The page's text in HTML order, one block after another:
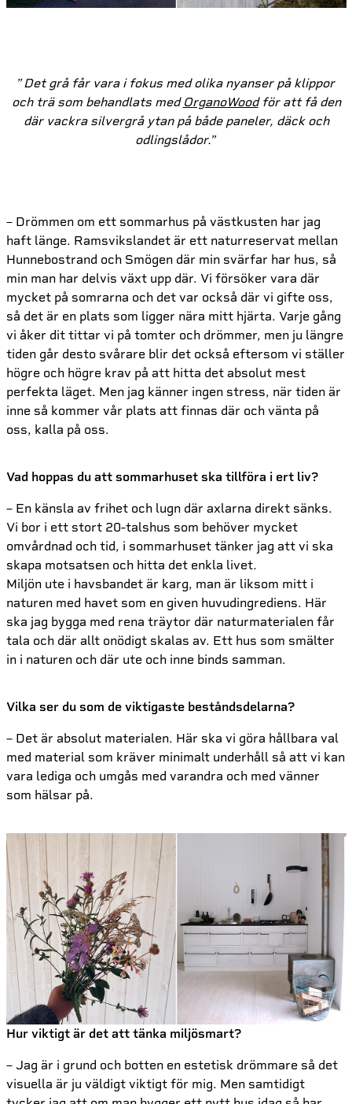
”Det grå får vara i fokus med olika nyanser på klippor
och trä som behandlats med OrganoWoodför att få den
där vackra silvergrå ytan på både paneler, däck och
odlingslådor.”
– Drömmen om ett sommarhus på västkusten har jag
haft länge. Ramsvikslandet är ett naturreservat mellan
Hunnebostrand och Smögen där min svärfar har hus, så
min man har delvis växt upp där. Vi försöker vara där
mycket på somrarna och det var också där vi gifte oss,
så det är en plats som ligger nära mitt hjärta. Varje gång
vi åker dit tittar vi på tomter och drömmer, men ju längre
tiden går desto svårare blir det också eftersom vi ställer
högre och högre krav på att hitta det absolut mest
perfekta läget. Men jag känner ingen stress, när tiden är
inne så kommer vår plats att finnas där och vänta på
oss, kalla på oss.
Vad hoppas du att sommarhuset ska tillföra i ert liv?
– En känsla av frihet och lugn där axlarna direkt sänks.
Vi bor i ett stort 20-talshus som behöver mycket
omvårdnad och tid, i sommarhuset tänker jag att vi ska
skapa motsatsen och hitta det enkla livet.
Miljön ute i havsbandet är karg, man är liksom mitt i
naturen med havet som en given huvudingrediens. Här
ska jag bygga med rena träytor där naturmaterialen får
tala och där allt onödigt skalas av. Ett hus som smälter
in i naturen och där ute och inne binds samman.
Vilka ser du som de viktigaste beståndsdelarna?
– Det är absolut materialen. Här ska vi göra hållbara val
med material som kräver minimalt underhåll så att vi kan
vara lediga och umgås med varandra och med vänner
som hälsar på.
Hur viktigt är det att tänka miljösmart?
– Jag är i grund och botten en estetisk drömmare så det
visuella är ju väldigt viktigt för mig. Men samtidigt